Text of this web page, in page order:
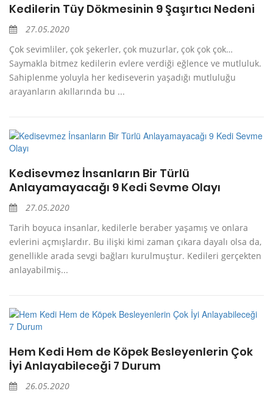
Kedilerin Tüy Dökmesinin 9 Şaşırtıcı Nedeni
27.05.2020
Çok sevimliler, çok şekerler, çok muzurlar, çok çok çok…
Saymakla bitmez kedilerin evlere verdiği eğlence ve mutluluk.
Sahiplenme yoluyla her kediseverin yaşadığı mutluluğu
arayanların akıllarında bu ...
Kedisevmez İnsanların Bir Türlü
Anlayamayacağı 9 Kedi Sevme Olayı
27.05.2020
Tarih boyuca insanlar, kedilerle beraber yaşamış ve onlara
evlerini açmışlardır. Bu ilişki kimi zaman çıkara dayalı olsa da,
genellikle arada sevgi bağları kurulmuştur. Kedileri gerçekten
anlayabilmiş...
Hem Kedi Hem de Köpek Besleyenlerin Çok
İyi Anlayabileceği 7 Durum
26.05.2020